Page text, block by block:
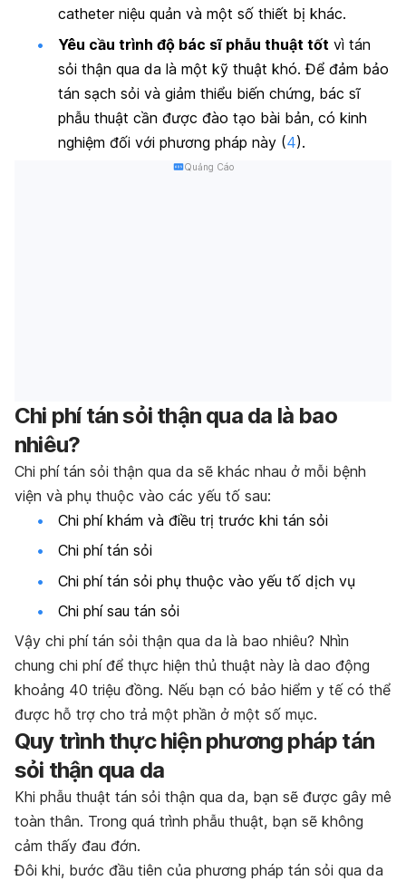
catheter niệu quản và một số thiết bị khác.
Yêu cầu trình độ bác sĩ phẫu thuật tốt vì tán
sỏi thận qua da là một kỹ thuật khó. Để đảm bảo
tán sạch sỏi và giảm thiểu biến chứng, bác sĩ
phẫu thuật cần được đào tạo bài bản, có kinh
nghiệm đối với phương pháp này (4).
Quảng Cáo
Chi phí tán sỏi thận qua da là bao
nhiêu?
Chi phí tán sỏi thận qua da sẽ khác nhau ở mỗi bệnh
viện và phụ thuộc vào các yếu tố sau:
Chi phí khám và điều trị trước khi tán sỏi
Chi phí tán sỏi
Chi phí tán sỏi phụ thuộc vào yếu tố dịch vụ
Chi phí sau tán sỏi
Vậy chi phí tán sỏi thận qua da là bao nhiêu? Nhìn
chung chi phí để thực hiện thủ thuật này là dao động
khoảng 40 triệu đồng. Nếu bạn có bảo hiểm y tế có thể
được hỗ trợ cho trả một phần ở một số mục.
Quy trình thực hiện phương pháp tán
sỏi thận qua da
Khi phẫu thuật tán sỏi thận qua da, bạn sẽ được gây mê
toàn thân. Trong quá trình phẫu thuật, bạn sẽ không
cảm thấy đau đớn.
Đôi khi, bước đầu tiên của phương pháp tán sỏi qua da